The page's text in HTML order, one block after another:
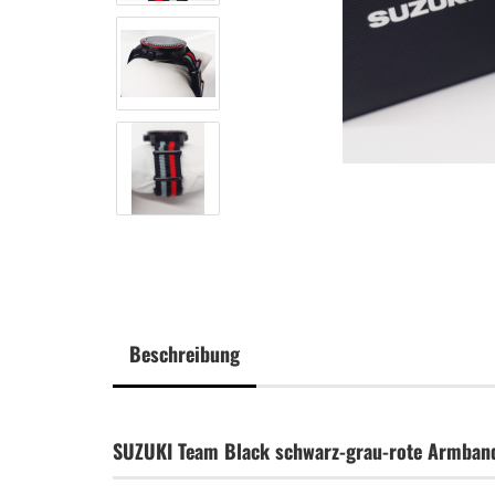
Beschreibung
SUZUKI Team Black schwarz-grau-rote